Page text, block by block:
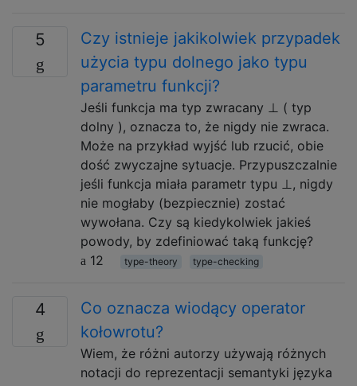
5
Czy istnieje jakikolwiek przypadek
użycia typu dolnego jako typu
parametru funkcji?
Jeśli funkcja ma typ zwracany ⊥ ( typ
dolny ), oznacza to, że nigdy nie zwraca.
Może na przykład wyjść lub rzucić, obie
dość zwyczajne sytuacje. Przypuszczalnie
jeśli funkcja miała parametr typu ⊥, nigdy
nie mogłaby (bezpiecznie) zostać
wywołana. Czy są kiedykolwiek jakieś
powody, by zdefiniować taką funkcję?
12
type-theory type-checking
4
Co oznacza wiodący operator
kołowrotu?
Wiem, że różni autorzy używają różnych
notacji do reprezentacji semantyki języka